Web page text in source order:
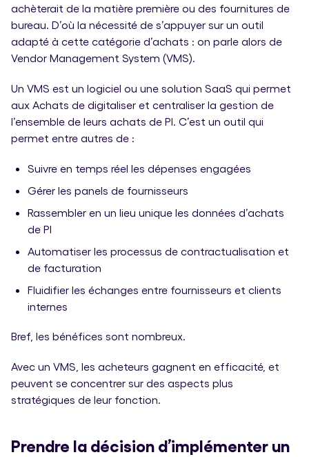
achèterait de la matière première ou des fournitures de
bureau. D’où la nécessité de s’appuyer sur un outil
adapté à cette catégorie d’achats : on parle alors de
Vendor Management System (VMS).
Un VMS est un logiciel ou une solution SaaS qui permet
aux Achats de digitaliser et centraliser la gestion de
l’ensemble de leurs achats de PI. C’est un outil qui
permet entre autres de :
Suivre en temps réel les dépenses engagées
Gérer les panels de fournisseurs
Rassembler en un lieu unique les données d’achats
de PI
Automatiser les processus de contractualisation et
de facturation
Fluidifier les échanges entre fournisseurs et clients
internes
Bref, les bénéfices sont nombreux.
Avec un VMS, les acheteurs gagnent en efficacité, et
peuvent se concentrer sur des aspects plus
stratégiques de leur fonction.
Prendre la décision d’implémenter un